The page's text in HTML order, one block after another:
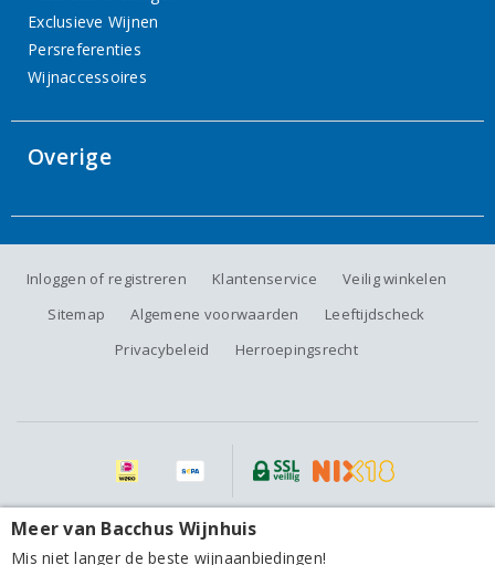
La Natura Sicilia Inzolia 2025
Exclusieve Wijnen
Persreferenties
Wijnaccessoires
Overige
Inloggen of registreren Klantenservice
Veilig winkelen
Sitemap
Algemene voorwaarden
Leeftijdscheck
Privacybeleid
Herroepingsrecht
Alle prijzen zijn inclusief BTW, exclusief eventuele verzendkosten.
Meer van Bacchus Wijnhuis
Mis niet langer de beste wijnaanbiedingen!